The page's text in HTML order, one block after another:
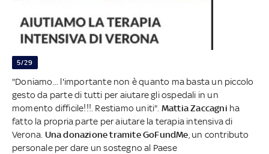
5/29
"Doniamo... l'importante non è quanto ma basta un piccolo
gesto da parte di tutti per aiutare gli ospedali in un
momento difficile!!!. Restiamo uniti". Mattia Zaccagni ha
fatto la propria parte per aiutare la terapia intensiva di
Verona. Una donazione tramite GoFundMe , un contributo
personale per dare un sostegno al Paese